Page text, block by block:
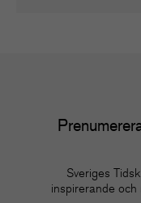
Sveriges
inspirerande